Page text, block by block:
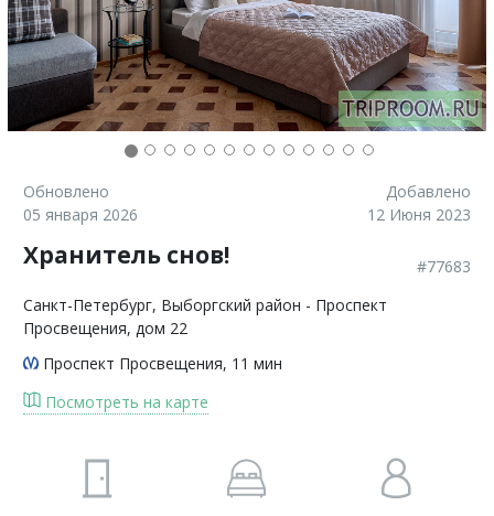
Обновлено
05 января 2026
Добавлено
12 Июня 2023
Хранитель снов!
#77683
Санкт-Петербург, Выборгский район - Проспект
Просвещения, дом 22
Проспект Просвещения, 11 мин
Посмотреть на карте